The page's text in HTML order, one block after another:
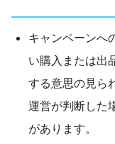
キャンペーンへ
い購入または出
する意思の見ら
運営が判断した
があります。